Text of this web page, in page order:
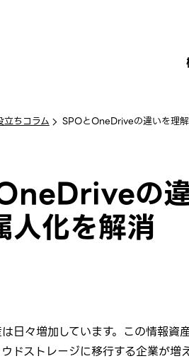
立ちコラム SPOとOneDriveの違いを理
の
人化を解消
日々増加しています。この情報資
ドストレージに移行する企業が